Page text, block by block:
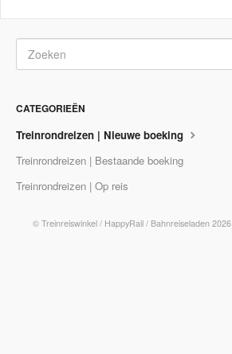
CATEGORIEËN
Treinrondreizen | Nieuwe boeking
Treinrondreizen | Bestaande boeking
Treinrondreizen | Op reis
© Treinreiswinkel / HappyRail / Bahnreiseladen2026.